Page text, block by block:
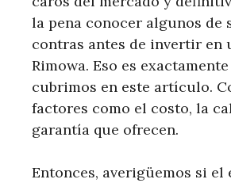
la pena conocer algunos de
contras antes de invertir en
Rimowa. Eso es
cubrimos en este artículo.
factores como el costo, la
garantía que ofrecen.
Entonces, averigüemos si el